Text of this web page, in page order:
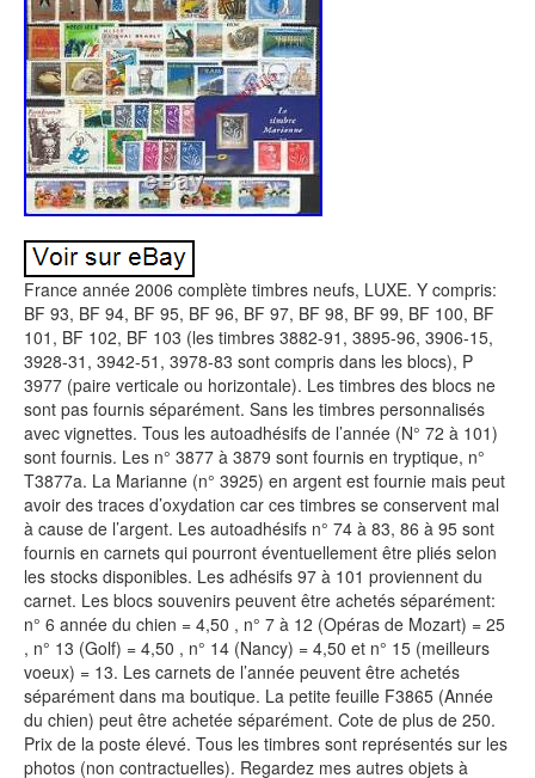
France année 2006 complète timbres neufs, LUXE. Y compris:
BF 93, BF 94, BF 95, BF 96, BF 97, BF 98, BF 99, BF 100, BF
101, BF 102, BF 103 (les timbres 3882-91, 3895-96, 3906-15,
3928-31, 3942-51, 3978-83 sont compris dans les blocs), P
3977 (paire verticale ou horizontale). Les timbres des blocs ne
sont pas fournis séparément. Sans les timbres personnalisés
avec vignettes. Tous les autoadhésifs de l’année (N° 72 à 101)
sont fournis. Les n° 3877 à 3879 sont fournis en tryptique, n°
T3877a. La Marianne (n° 3925) en argent est fournie mais peut
avoir des traces d’oxydation car ces timbres se conservent mal
à cause de l’argent. Les autoadhésifs n° 74 à 83, 86 à 95 sont
fournis en carnets qui pourront éventuellement être pliés selon
les stocks disponibles. Les adhésifs 97 à 101 proviennent du
carnet. Les blocs souvenirs peuvent être achetés séparément:
n° 6 année du chien = 4,50 , n° 7 à 12 (Opéras de Mozart) = 25
, n° 13 (Golf) = 4,50 , n° 14 (Nancy) = 4,50 et n° 15 (meilleurs
voeux) = 13. Les carnets de l’année peuvent être achetés
séparément dans ma boutique. La petite feuille F3865 (Année
du chien) peut être achetée séparément. Cote de plus de 250.
Prix de la poste élevé. Tous les timbres sont représentés sur les
photos (non contractuelles). Regardez mes autres objets à